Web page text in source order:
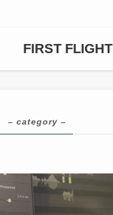
FIRST FLIGHT
– category –